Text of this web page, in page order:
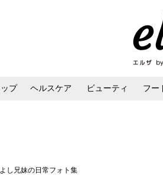
ップ ヘルスケア ビューティ フー
し兄妹の日常フォト集